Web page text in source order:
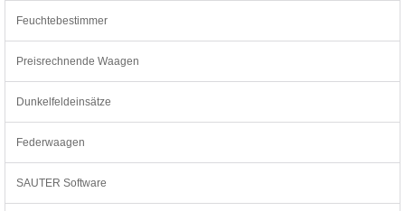
Feuchtebestimmer
Preisrechnende Waagen
Dunkelfeldeinsätze
Federwaagen
SAUTER Software